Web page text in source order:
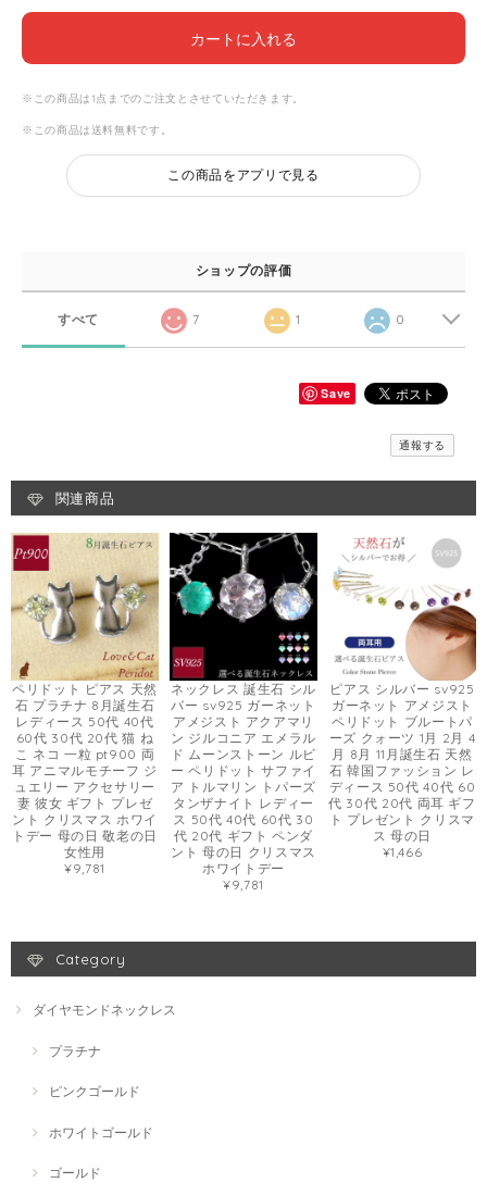
カートに入れる
※この商品は1点までのご注文とさせていただきます。
※この商品は 送料無料です。
この商品をアプリで見る
ショップの評価
すべて 7 1 0
Save
通報する
関連商品
ペリドット ピアス 天然
石 プラチナ 8月誕生石
レディース 50代 40代
60代 30代 20代 猫 ね
こ ネコ 一粒 pt900 両
耳 アニマルモチーフ ジ
ュエリー アクセサリー
妻 彼女 ギフト プレゼ
ント クリスマス ホワイ
トデー 母の日 敬老の日
女性用
¥9,781
ネックレス 誕生石 シル
バー sv925 ガーネット
アメジスト アクアマリ
ン ジルコニア エメラル
ド ムーンストーン ルビ
ー ペリドット サファイ
ア トルマリン トパーズ
タンザナイト レディー
ス 50代 40代 60代 30
代 20代 ギフト ペンダ
ント 母の日 クリスマス
ホワイトデー
¥9,781
ピアス シルバー sv925
ガーネット アメジスト
ペリドット ブルートパ
ーズ クォーツ 1月 2月 4
月 8月 11月誕生石 天然
石 韓国ファッション レ
ディース 50代 40代 60
代 30代 20代 両耳 ギフ
ト プレゼント クリスマ
ス 母の日
¥1,466
Category
ダイヤモンドネックレス
プラチナ
ピンクゴールド
ホワイトゴールド
ゴールド